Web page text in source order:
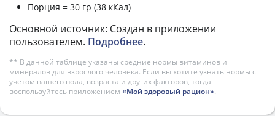
Порция = 30 гр (38 кКал)
Основной источник: Создан в приложении
пользователем. Подробнее.
** В данной таблице указаны средние нормы витаминов и
минералов для взрослого человека. Если вы хотите узнать нормы с
учетом вашего пола, возраста и других факторов, тогда
воспользуйтесь приложением «Мой здоровый рацион».